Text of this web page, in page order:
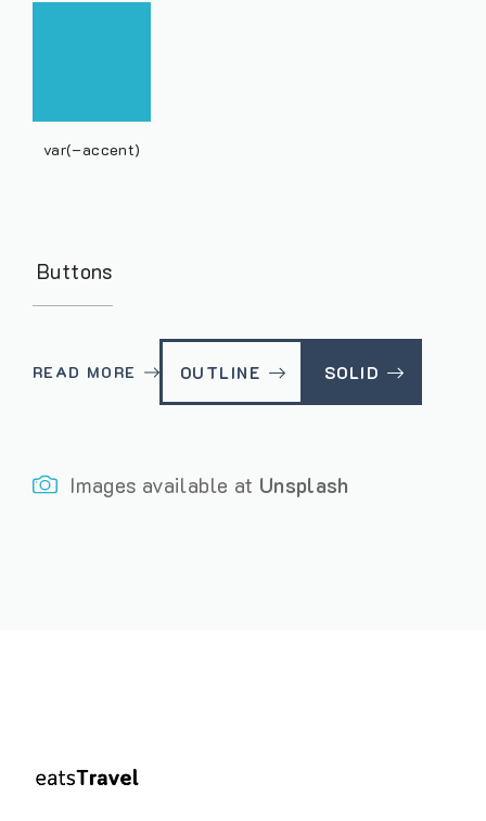
var(–accent)
Buttons
READ MORE OUTLINE SOLID
Images available at Unsplash